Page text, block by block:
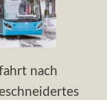
nach